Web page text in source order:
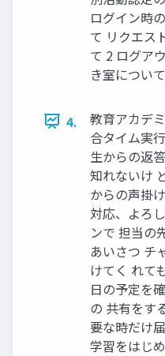
ログイン時
て リクエス
て 2 ログア
き室について
4.
教育アカデ
合タイム実
生からの返
知れないけ
からの声掛
対応、よろ
ンで 担当の
あいさつ チ
けてく れて
日の予定を
の 共有をす
要な時だけ
学習をはじ